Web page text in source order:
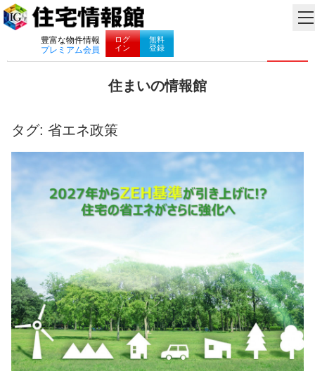
豊富な物件情報
プレミアム会員
ログ
イン
無料
登録
ナビゲーション
住まいの情報館
い
と
暮
を
お
届
け
し
ま
す
！
タグ: 省エネ政策